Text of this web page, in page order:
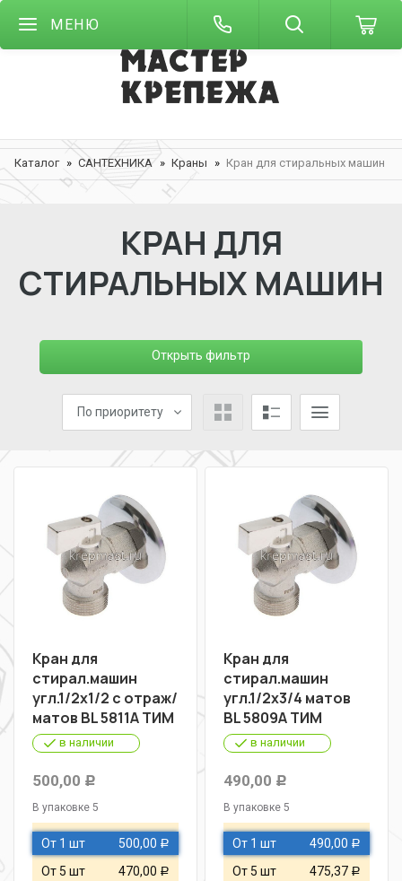
МЕНЮ
Каталог САНТЕХНИКА Краны Кран для стиральных машин
КРАН ДЛЯ
СТИРАЛЬНЫХ МАШИН
Открыть фильтр
По приоритету
Кран для
стирал.машин
угл.1/2х1/2 с отраж/
матов BL 5811A ТИМ
в наличии
500,00 Р
В упаковке 5
От 1 шт 500,00 Р
От 5 шт 470,00 Р
Кран для
стирал.машин
угл.1/2х3/4 матов
BL 5809A ТИМ
в наличии
490,00 Р
В упаковке 5
От 1 шт 490,00 Р
От 5 шт 475,37 Р